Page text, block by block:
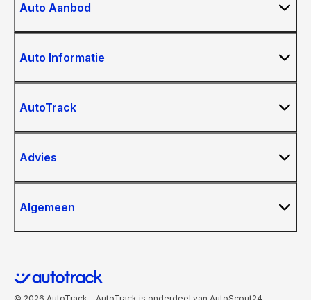
Auto Aanbod
Auto Informatie
AutoTrack
Advies
Algemeen